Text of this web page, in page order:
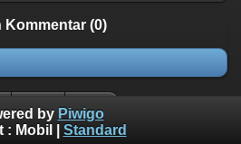
Kommentar (0)
by Piwigo
: Mobil Standard